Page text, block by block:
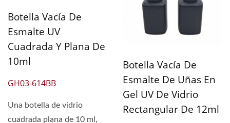
Botella Vacía De
Esmalte UV
Cuadrada Y Plana De
10ml
GH03-614BB
Una botella de vidrio
cuadrada plana de 10 ml,
Botella Vacía De
Esmalte De Uñas En
Gel UV De Vidrio
Rectangular De 12ml